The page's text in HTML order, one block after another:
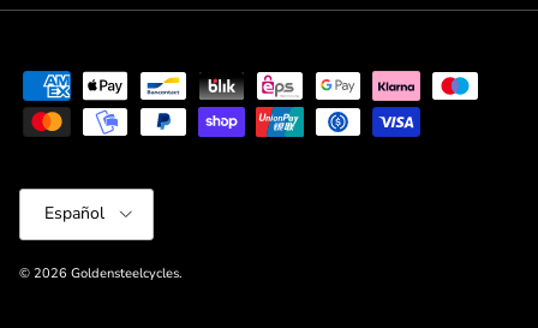
Idioma
Español
© 2026 Goldensteelcycles.